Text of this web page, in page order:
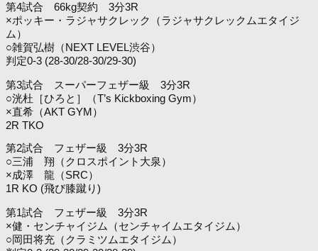
第4試合 66kg契約 3分3R
×ポッキー・ラジャサクレック（ラジャサクレックムエタイジ
ム）
○雑賀弘樹（NEXT LEVEL渋谷）
判定0-3 (28-30/28-30/29-30)
第3試合 スーパーフェザー級 3分3R
○洸杜［ひろと］（T’s Kickboxing Gym）
×直希（AKT GYM）
2R TKO
第2試合 フェザー級 3分3R
○三浦 翔（クロスポイント大泉）
×成澤 龍（SRC）
1R KO (飛び膝蹴り)
第1試合 フェザー級 3分3R
×健・センチャイジム（センチャイムエタイジム）
○岡田将充（クラミツムエタイジム）